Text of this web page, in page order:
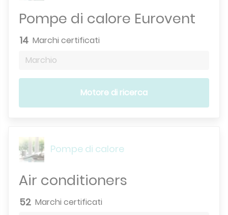
Pompe di calore Eurovent
14 Marchi certificati
Marchio
Motore di ricerca
Pompe di calore
Air conditioners
52 Marchi certificati